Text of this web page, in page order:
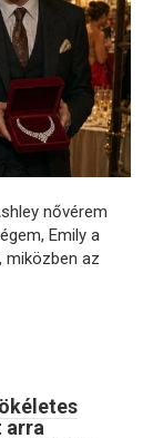
nővérem
Emily a
miközben az
arra